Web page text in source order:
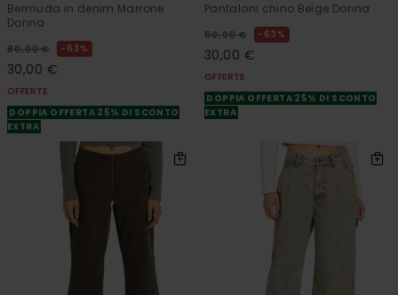
Bermuda in denim Marrone
Donna
80,00 € 63%
30,00 €
OFFERTE
DOPPIA OFFERTA 25% DI SCONTO
EXTRA
Pantaloni chino Beige Donna
80,00 € 63%
30,00 €
OFFERTE
DOPPIA OFFERTA 25% DI SCONTO
EXTRA